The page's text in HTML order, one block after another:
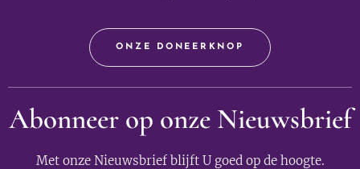
ONZE DONEERKNOP
Abonneer op onze Nieuwsbrief
Met onze Nieuwsbrief blijft U goed op de hoogte.